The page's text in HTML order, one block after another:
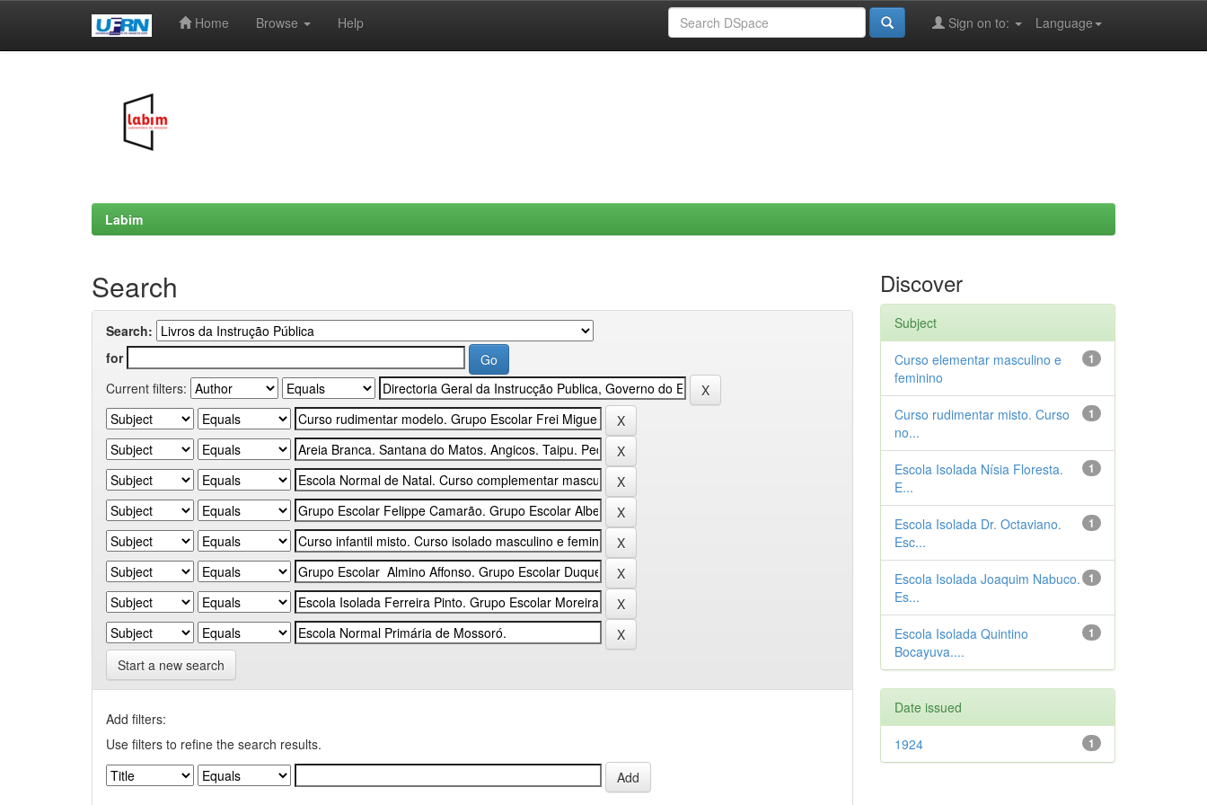
Home Browse Help Language
Sign on to:
Labim
Search
Search:
for
Current filters:
Start a new search
Add filters:
Use filters to refine the search results.
Discover
Subject
1
Curso elementar masculino e
feminino
1
Curso rudimentar misto. Curso
no...
1
Escola Isolada Nísia Floresta.
E...
1
Escola Isolada Dr. Octaviano.
Esc...
1
Escola Isolada Joaquim Nabuco.
Es...
1
Escola Isolada Quintino
Bocayuva....
Date issued
1
1924